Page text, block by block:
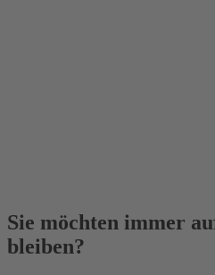
Sie möchten immer
bleiben?